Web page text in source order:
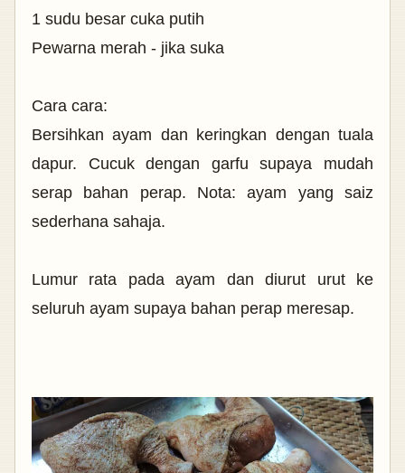
1 sudu besar cuka putih
Pewarna merah - jika suka
Cara cara:
Bersihkan ayam dan keringkan dengan tuala
dapur. Cucuk dengan garfu supaya mudah
serap bahan perap. Nota: ayam yang saiz
sederhana sahaja.
Lumur rata pada ayam dan diurut urut ke
seluruh ayam supaya bahan perap meresap.